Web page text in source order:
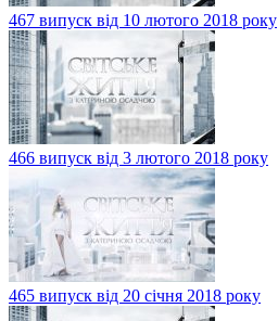
467 випуск від 10 лютого 2018 року
466 випуск від 3 лютого 2018 року
465 випуск від 20 січня 2018 року